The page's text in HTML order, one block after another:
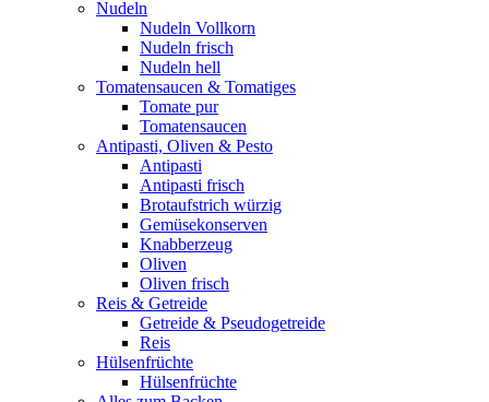
Nudeln
Nudeln Vollkorn
Nudeln frisch
Nudeln hell
Tomatensaucen & Tomatiges
Tomate pur
Tomatensaucen
Antipasti, Oliven & Pesto
Antipasti
Antipasti frisch
Brotaufstrich würzig
Gemüsekonserven
Knabberzeug
Oliven
Oliven frisch
Reis & Getreide
Getreide & Pseudogetreide
Reis
Hülsenfrüchte
Hülsenfrüchte